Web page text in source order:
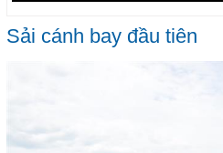
Sải cánh bay đầu tiên